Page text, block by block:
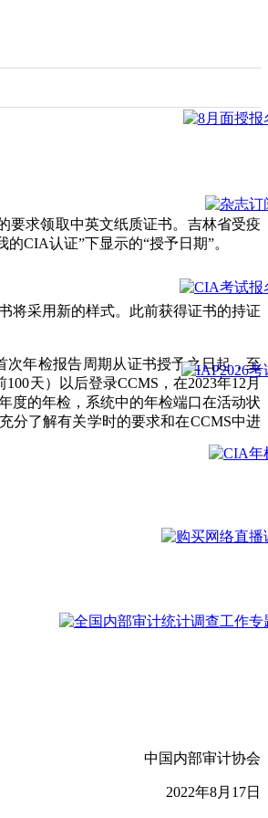
要求领取中英文纸质证书。吉林省受疫
CIA认证”下显示的“授予日期”。
将采用新的样式。此前获得证书的持证
年检报告周期从证书授予之日起，至
天）以后登录CCMS，在2023年12月
度的年检，系统中的年检端口在活动状
分了解有关学时的要求和在CCMS中进
中国内部审计协会
2022年8月17日